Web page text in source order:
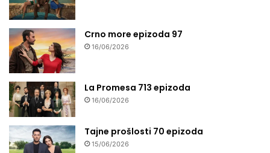
Crno more epizoda 97
16/06/2026
La Promesa 713 epizoda
16/06/2026
Tajne prošlosti 70 epizoda
15/06/2026